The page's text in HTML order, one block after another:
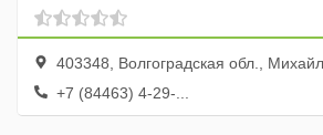
403348, Волгоградская обл.,
+7 (84463) 4-29-...